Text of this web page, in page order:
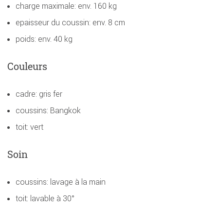
charge maximale: env. 160 kg
epaisseur du coussin: env. 8 cm
poids: env. 40 kg
Couleurs
cadre: gris fer
coussins: Bangkok
toit: vert
Soin
coussins: lavage à la main
toit: lavable à 30°